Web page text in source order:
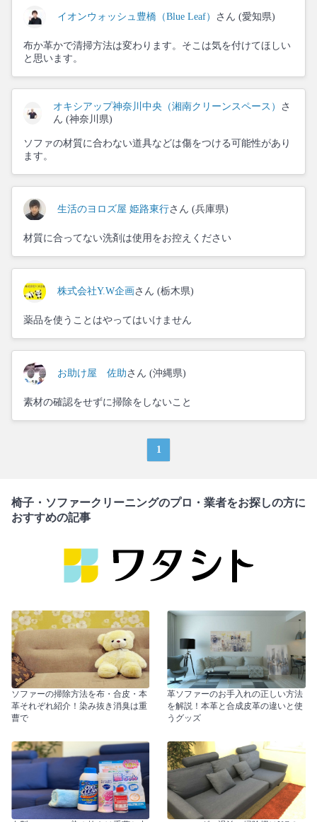
イオンウォッシュ豊橋（Blue Leaf） さん (愛知県)
布か革かで清掃方法は変わります。そこは気を付けてほしい
と思います。
オキシアップ神奈川中央（湘南クリーンスペース）
さ
ん (神奈川県)
ソファの材質に合わない道具などは傷をつける可能性があり
ます。
生活のヨロズ屋 姫路東行さん (兵庫県)
材質に合ってない洗剤は使用をお控えください
株式会社Y.W企画 さん (栃木県)
薬品を使うことはやってはいけません
お助け屋 佐助 さん (沖縄県)
素材の確認をせずに掃除をしないこと
1
椅子・ソファークリーニングのプロ・業者をお探しの方に
おすすめの記事
ソファーの掃除方法を布・合皮・本
革それぞれ紹介！染み抜き消臭は重
曹で
革ソファーのお手入れの正しい方法
を解説！本革と合成皮革の違いと使
うグッズ